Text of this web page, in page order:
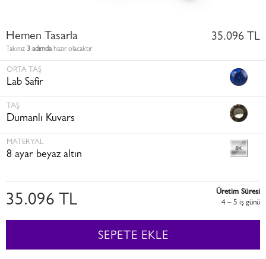
Hemen Tasarla
Takınız 3 adımdahazır olacaktır
35.096 TL
ORTA TAŞ
Lab Safir
TAŞ
Dumanlı Kuvars
MATERYAL
8 ayar beyaz altın
35.096 TL
Üretim Süresi
4 – 5 i̇ş günü
SEPETE EKLE